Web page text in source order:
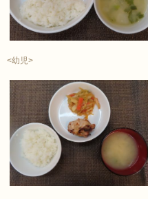
<幼児>